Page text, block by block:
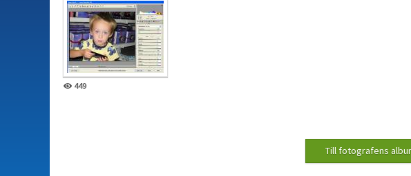
449